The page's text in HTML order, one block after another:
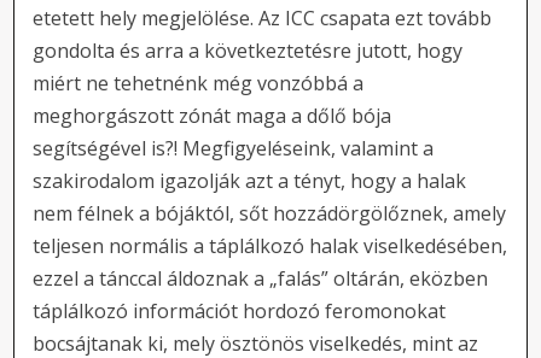
etetett hely megjelölése. Az ICC csapata ezt tovább
gondolta és arra a következtetésre jutott, hogy
miért ne tehetnénk még vonzóbbá a
meghorgászott zónát maga a dőlő bója
segítségével is?! Megfigyeléseink, valamint a
szakirodalom igazolják azt a tényt, hogy a halak
nem félnek a bójáktól, sőt hozzádörgölőznek, amely
teljesen normális a táplálkozó halak viselkedésében,
ezzel a tánccal áldoznak a „falás” oltárán, eközben
táplálkozó információt hordozó feromonokat
bocsájtanak ki, mely ösztönös viselkedés, mint az